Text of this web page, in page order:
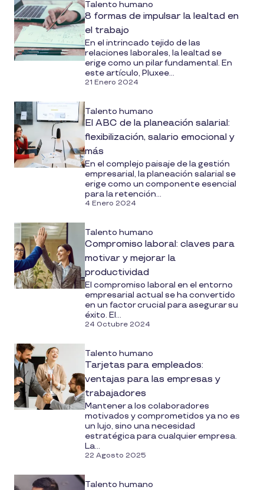
Talento humano
8 formas de impulsar la lealtad en
el trabajo
En el intrincado tejido de las
relaciones laborales, la lealtad se
erige como un pilar fundamental. En
este artículo, Pluxee...
21 Enero 2024
Talento humano
El ABC de la planeación salarial:
flexibilización, salario emocional y
más
En el complejo paisaje de la gestión
empresarial, la planeación salarial se
erige como un componente esencial
para la retención...
4 Enero 2024
Talento humano
Compromiso laboral: claves para
motivar y mejorar la
productividad
El compromiso laboral en el entorno
empresarial actual se ha convertido
en un factor crucial para asegurar su
éxito. El...
24 Octubre 2024
Talento humano
Tarjetas para empleados:
ventajas para las empresas y
trabajadores
Mantener a los colaboradores
motivados y comprometidos ya no es
un lujo, sino una necesidad
estratégica para cualquier empresa.
La...
22 Agosto 2025
Talento humano